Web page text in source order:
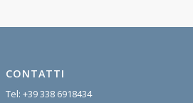
CONTATTI
Tel: +39 338 6918434